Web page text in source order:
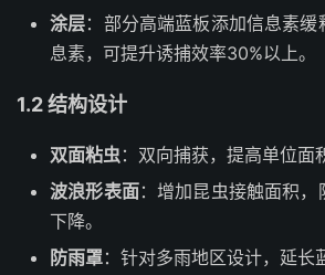
涂层：部分高端蓝板添加信息素
息素，可提升诱捕效率30%以上。
1.2 结构设计
双面粘虫 ：双向捕获，提高单位面
波浪形表面：增加昆虫接触面积，
下降。
防雨罩：针对多雨地区设计，延长